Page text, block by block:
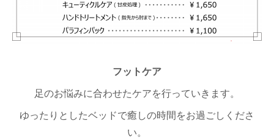
フットケア
足のお悩みに合わせたケアを行っていきます。
ゆったりとしたベッドで癒しの時間をお過ごしくださ
い。